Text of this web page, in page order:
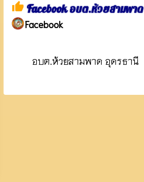
thumb_up Facebook อบต.ห้วยสามพาด
Facebook
อบต.ห้วยสามพาด อุดรธานี